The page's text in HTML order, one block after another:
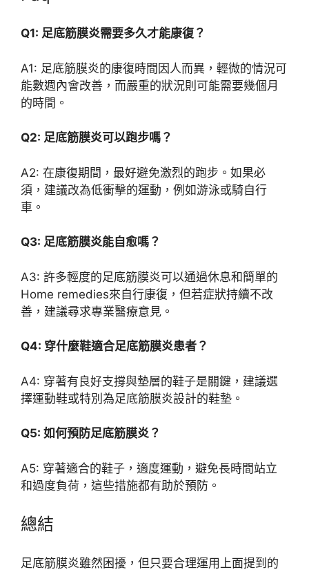
Q1: 足底筋膜炎需要多久才能康復？
A1: 足底筋膜炎的康復時間因人而異，輕微的情況可
能數週內會改善，而嚴重的狀況則可能需要幾個月
的時間。
Q2: 足底筋膜炎可以跑步嗎？
A2: 在康復期間，最好避免激烈的跑步。如果必
須，建議改為低衝擊的運動，例如游泳或騎自行
車。
Q3: 足底筋膜炎能自愈嗎？
A3: 許多輕度的足底筋膜炎可以通過休息和簡單的
Home remedies來自行康復，但若症狀持續不改
善，建議尋求專業醫療意見。
Q4: 穿什麼鞋適合足底筋膜炎患者？
A4: 穿著有良好支撐與墊層的鞋子是關鍵，建議選
擇運動鞋或特別為足底筋膜炎設計的鞋墊。
Q5: 如何預防足底筋膜炎？
A5: 穿著適合的鞋子，適度運動，避免長時間站立
和過度負荷，這些措施都有助於預防。
總結
足底筋膜炎雖然困擾，但只要合理運用上面提到的